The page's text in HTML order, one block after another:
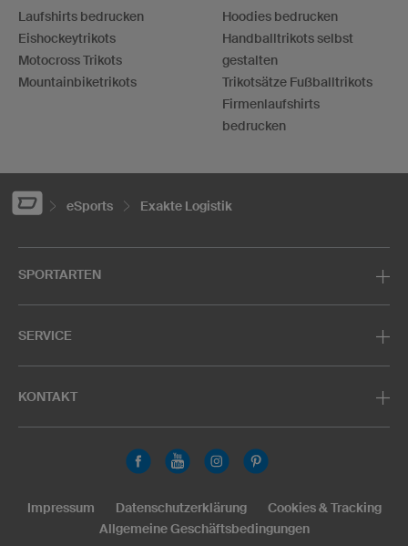
Laufshirts bedrucken
Eishockeytrikots
Motocross Trikots
Mountainbiketrikots
Hoodies bedrucken
Handballtrikots selbst
gestalten
Trikotsätze Fußballtrikots
Firmenlaufshirts
bedrucken
eSports Exakte Logistik
SPORTARTEN
SERVICE
KONTAKT
Impressum Datenschutzerklärung
Cookies & Tracking
Allgemeine Geschäftsbedingungen